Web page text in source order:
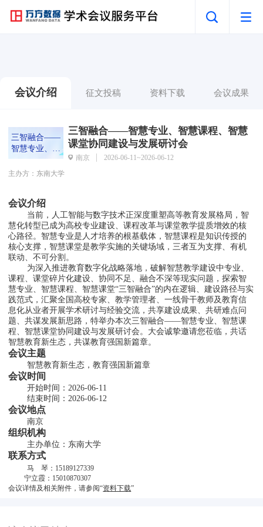
会议介绍 征文投稿 资料下载 会议成果
三智融合——
智慧专业、智
慧课程、智慧
课堂协同建设
三智融合——智慧专业、智慧课程、智慧
课堂协同建设与发展研讨会
南京
2026-06-11~2026-06-12
主办方：东南大学
会议介绍
当前，人工智能与数字技术正深度重塑高等教育发展格局，智
慧化转型已成为高校专业建设、课程改革与课堂教学提质增效的核
心路径。智慧专业是人才培养的根基载体，智慧课程是知识传授的
核心支撑，智慧课堂是教学实施的关键场域，三者互为支撑、有机
联动、不可分割。
为深入推进教育数字化战略落地，破解智慧教学建设中专业、
课程、课堂碎片化建设、协同不足、融合不深等现实问题，探索智
慧专业、智慧课程、智慧课堂“三智融合”的内在逻辑、建设路径与实
践范式，汇聚全国高校专家、教学管理者、一线骨干教师及教育信
息化从业者开展学术研讨与经验交流，共享建设成果、共研难点问
题、共谋发展新思路，特举办本次三智融合——智慧专业、智慧课
程、智慧课堂协同建设与发展研讨会。大会诚挚邀请您莅临，共话
智慧教育新生态，共谋教育强国新篇章。
会议主题
智慧教育新生态，教育强国新篇章
会议时间
开始时间：2026-06-11
结束时间：2026-06-12
会议地点
南京
组织机构
主办单位：东南大学
联系方式
马    琴：15189127339
宁立霞：15010870307
会议详情及相关附件，请参阅“资料下载”